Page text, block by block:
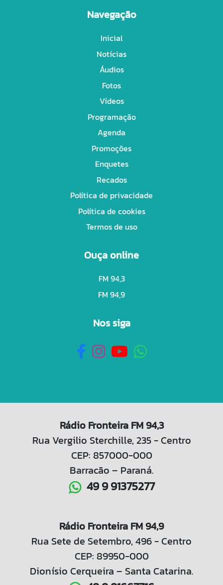
Navegação
Inicial
Notícias
Áudios
Fotos
Vídeos
Programação
Agenda
Promoções
Enquetes
Recados
Política de privacidade
Política de cookies
Termos de uso
Ouça online
FM 94,3
FM 94,9
Nos siga
Rádio Fronteira FM 94,3
Rua Vergilio Sterchille, 235 - Centro
CEP: 857000-000
Barracão – Paraná.
49 9 91375277
Rádio Fronteira FM 94,9
Rua Sete de Setembro, 496 - Centro
CEP: 89950-000
Dionísio Cerqueira – Santa Catarina.